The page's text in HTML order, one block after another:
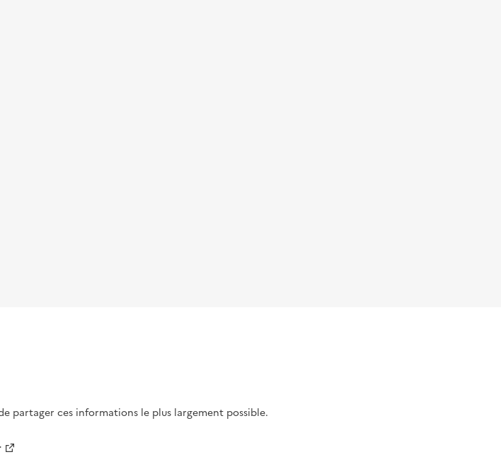
partager ces informations le plus largement possible.